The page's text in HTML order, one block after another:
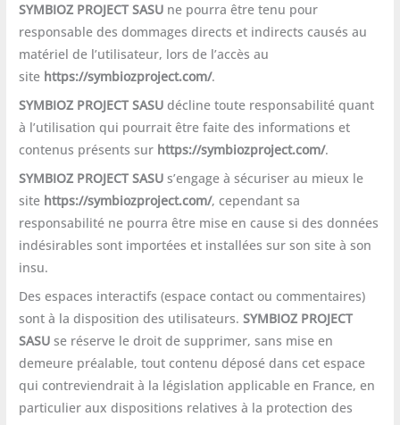
SYMBIOZ PROJECT SASU ne pourra être tenu pour
responsable des dommages directs et indirects causés au
matériel de l’utilisateur, lors de l’accès au
site https://symbiozproject.com/.
SYMBIOZ PROJECT SASU décline toute responsabilité quant
à l’utilisation qui pourrait être faite des informations et
contenus présents sur https://symbiozproject.com/.
SYMBIOZ PROJECT SASU s’engage à sécuriser au mieux le
site https://symbiozproject.com/, cependant sa
responsabilité ne pourra être mise en cause si des données
indésirables sont importées et installées sur son site à son
insu.
Des espaces interactifs (espace contact ou commentaires)
sont à la disposition des utilisateurs.SYMBIOZ PROJECT
SASU se réserve le droit de supprimer, sans mise en
demeure préalable, tout contenu déposé dans cet espace
qui contreviendrait à la législation applicable en France, en
particulier aux dispositions relatives à la protection des